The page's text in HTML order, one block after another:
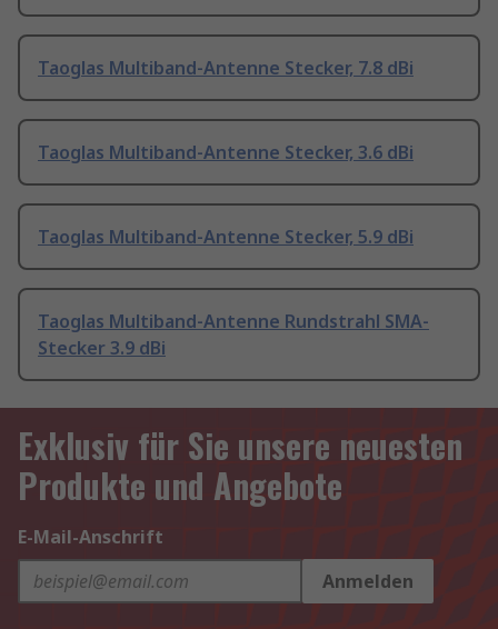
Taoglas Multiband-Antenne Stecker, 7.8 dBi
Taoglas Multiband-Antenne Stecker, 3.6 dBi
Taoglas Multiband-Antenne Stecker, 5.9 dBi
Taoglas Multiband-Antenne Rundstrahl SMA-
Stecker 3.9 dBi
Exklusiv für Sie unsere neuesten
Produkte und Angebote
E-Mail-Anschrift
Anmelden